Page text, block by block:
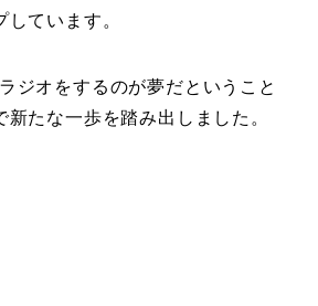
ています。
ジオをするのが夢だということ
たな一歩を踏み出しました。